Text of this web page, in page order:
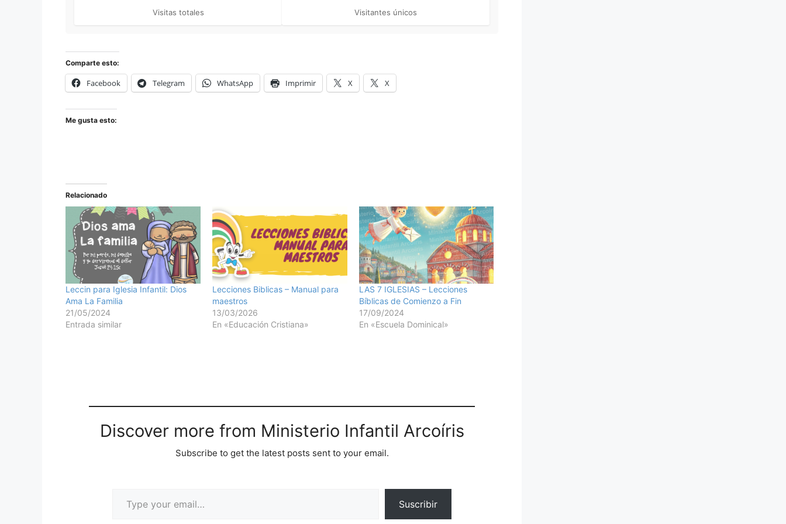
Visitas totales Visitantes únicos
Comparte esto:
Facebook Telegram WhatsApp Imprimir X X
Me gusta esto:
Relacionado
Leccin para Iglesia Infantil: Dios
Ama La Familia
21/05/2024
Entrada similar
Lecciones Biblicas – Manual para
maestros
13/03/2026
En «Educación Cristiana»
LAS 7 IGLESIAS – Lecciones
Bíblicas de Comienzo a Fin
17/09/2024
En «Escuela Dominical»
Discover more from Ministerio Infantil Arcoíris
Subscribe to get the latest posts sent to your email.
Suscribir